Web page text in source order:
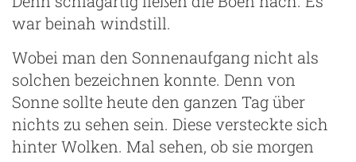
war beinah windstill.
Wobei man den Sonnenaufgang nicht als
solchen bezeichnen konnte. Denn von
Sonne sollte heute den ganzen Tag über
nichts zu sehen sein. Diese versteckte sich
hinter Wolken. Mal sehen, ob sie morgen